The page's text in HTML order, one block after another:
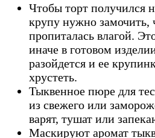
Чтобы торт
крупу нужно замочить,
пропиталась влагой.
иначе в готовом
разойдется и ее
хрустеть.
Тыквенное пюре для
из свежего или
варят, тушат или
Маскируют аромат